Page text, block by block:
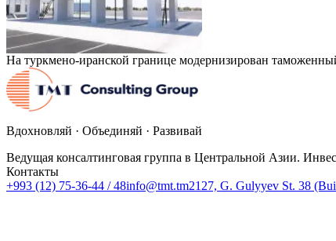
На туркмено-иранской границе модернизирован
Вдохновляй · Объединяй · Развивай
Ведущая консалтинговая группа в Центральной Азии.
Контакты
+993 (12) 75-36-44 / 48info@tmt.tm2127, G. Gulyyev St. 38